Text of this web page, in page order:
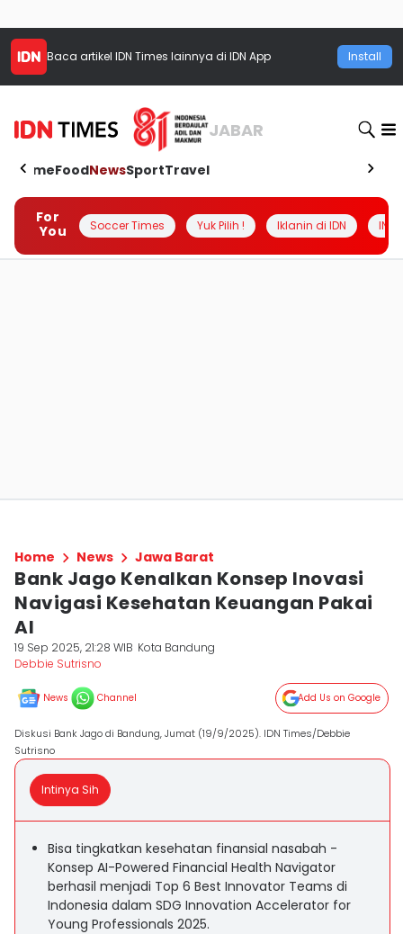
Baca artikel IDN Times lainnya di IDN App Install
JABAR
HomeFoodNewsSportTravel
For
You
Soccer Times Yuk Pilih ! Iklanin di IDN
Home News Jawa Barat
Bank Jago Kenalkan Konsep Inovasi
Navigasi Kesehatan Keuangan Pakai
AI
19 Sep 2025, 21:28 WIB Kota Bandung
Debbie Sutrisno
News Channel Add Us on Google
Diskusi Bank Jago di Bandung, Jumat (19/9/2025). IDN Times/Debbie
Sutrisno
Intinya Sih
Bisa tingkatkan kesehatan finansial nasabah -
Konsep AI-Powered Financial Health Navigator
berhasil menjadi Top 6 Best Innovator Teams di
Indonesia dalam SDG Innovation Accelerator for
Young Professionals 2025.